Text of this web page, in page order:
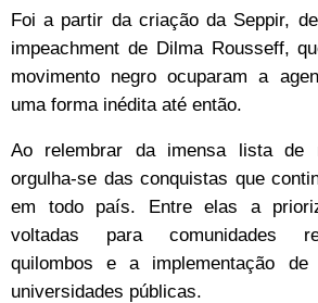
Foi a partir da criação da Seppir,
impeachment de Dilma Rousseff,
movimento negro ocuparam a
uma forma inédita até então.
Ao relembrar da imensa lista de
orgulha-se das conquistas que
em todo país. Entre elas a
voltadas para comunidades
quilombos e a implementação
universidades públicas.